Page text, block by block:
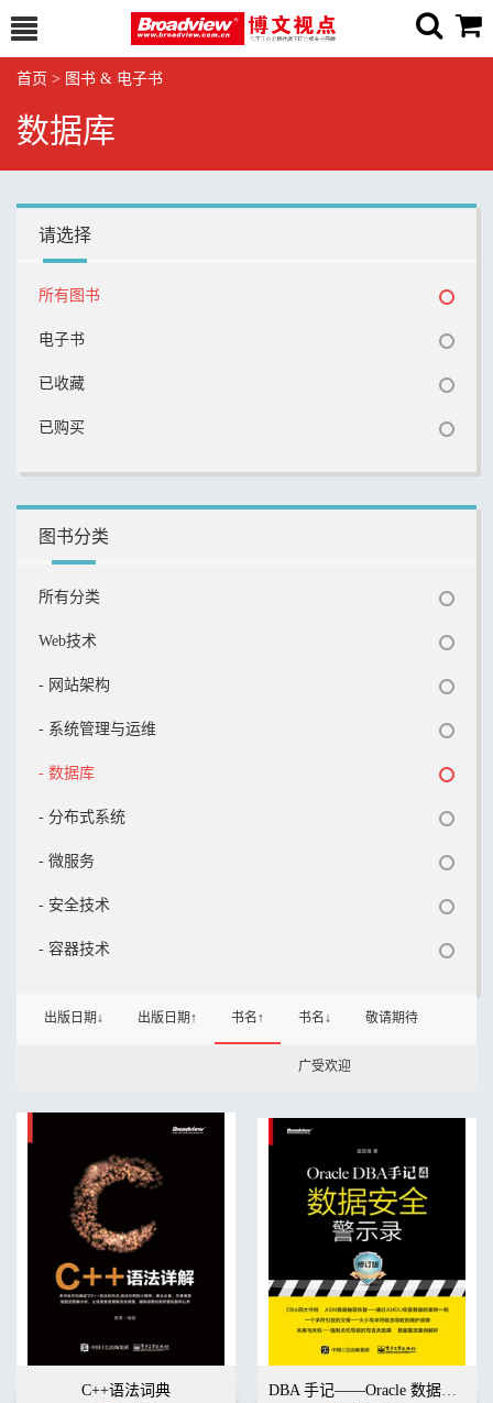
首页 > 图书 & 电子书
数据库
请选择
所有图书
电子书
已收藏
已购买
图书分类
所有分类
Web技术
- 网站架构
- 系统管理与运维
- 数据库
- 分布式系统
- 微服务
- 安全技术
- 容器技术
出版日期↓ 出版日期↑ 书名↑ 书名↓ 敬请期待
广受欢迎
C++语法词典 DBA 手记——Oracle 数据安全的警示与原则